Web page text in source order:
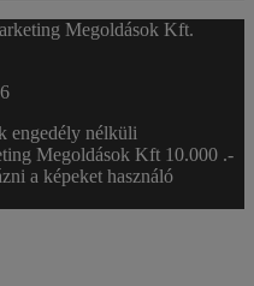
Megoldások Kft.
engedély nélküli
Megoldások Kft 10.000 .-
a képeket használó